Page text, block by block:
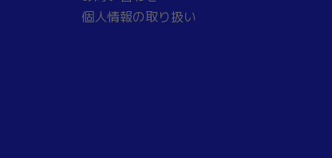
個人情報の取り扱い